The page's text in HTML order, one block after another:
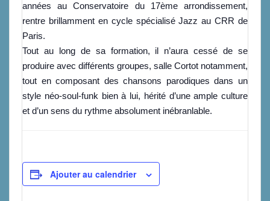
années au Conservatoire du 17ème arrondissement,
rentre brillamment en cycle spécialisé Jazz au CRR de
Paris.
Tout au long de sa formation, il n’aura cessé de se
produire avec différents groupes, salle Cortot notamment,
tout en composant des chansons parodiques dans un
style néo-soul-funk bien à lui, hérité d’une ample culture
et d’un sens du rythme absolument inébranlable.
Ajouter au calendrier